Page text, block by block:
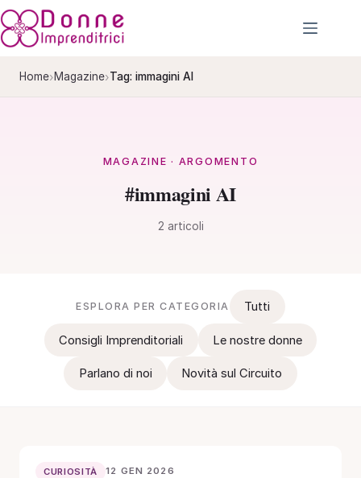
Salta
al
Home›Magazine›Tag: immagini AI
MAGAZINE · ARGOMENTO
#immagini AI
2 articoli
ESPLORA PER CATEGORIA Tutti
Consigli Imprenditoriali Le nostre donne
Parlano di noi Novità sul Circuito
CURIOSITÀ 12 GEN 2026